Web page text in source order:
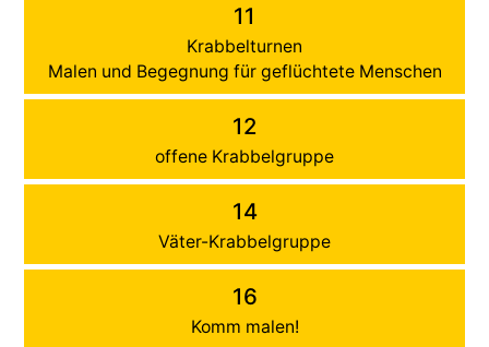
11
Krabbelturnen
Malen und Begegnung für geflüchtete Menschen
12
offene Krabbelgruppe
14
Väter-Krabbelgruppe
16
Komm malen!